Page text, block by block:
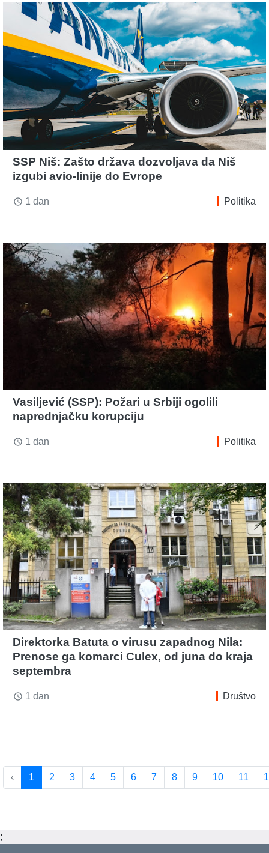
SSP Niš: Zašto država dozvoljava da Niš
izgubi avio-linije do Evrope
access_time 1 dan Politika
Vasiljević (SSP): Požari u Srbiji ogolili
naprednjačku korupciju
access_time 1 dan Politika
Direktorka Batuta o virusu zapadnog Nila:
Prenose ga komarci Culex, od juna do kraja
septembra
access_time 1 dan Društvo
‹ 1 2 3 4 5 6 7 8 9 10 11
;